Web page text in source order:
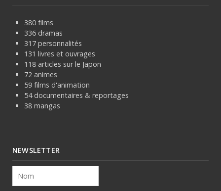
380 films
336 dramas
317 personnalités
131 livres et ouvrages
118 articles sur le Japon
72 animes
59 films d'animation
54 documentaires & reportages
38 mangas
NEWSLETTER